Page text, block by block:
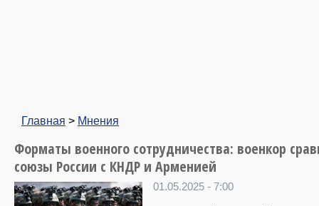
Главная > Мнения
Форматы военного сотрудничества: военкор
союзы России с КНДР и Арменией
01.05.2025 - 7:00